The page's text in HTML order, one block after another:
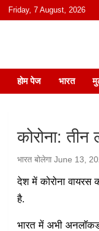
content
Friday, 7 August, 2026
होम पेज भारत
कोरोना: तीन
भारत बोलेगा June 13,
देश में कोरोना वायरस
है.
भारत में अभी